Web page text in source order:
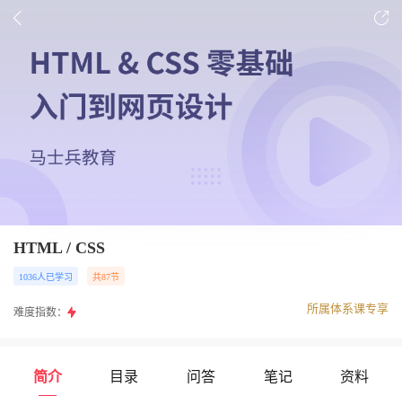
HTML / CSS
1036人已学习 共87节
难度指数： 所属体系课专享
简介 目录 问答 笔记 资料